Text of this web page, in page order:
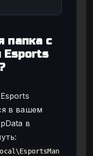
папка с
Esports
в вашем
в